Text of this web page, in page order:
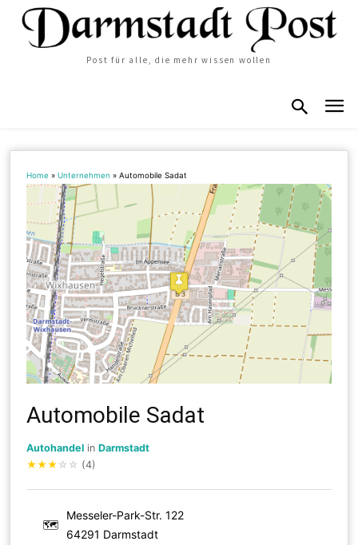
Post für alle, die mehr wissen wollen
Home »Unternehmen »Automobile Sadat
Automobile Sadat
Autohandel inDarmstadt
★★★ ☆ ☆ (4)
🗺
Messeler-Park-Str. 122
64291 Darmstadt